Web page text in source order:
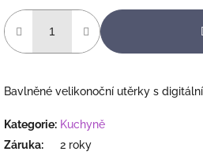
Bavlněné velikonoční utěrky s
Kategorie: Kuchyně
Záruka: 2 roky